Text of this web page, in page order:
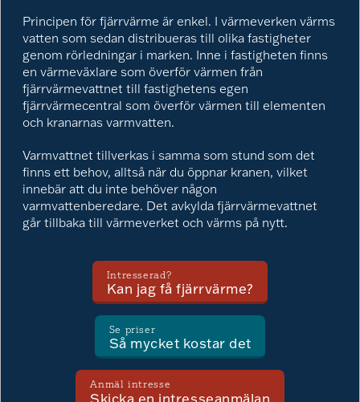
Principen för fjärrvärme är enkel. I värmeverken värms
vatten som sedan distribueras till olika fastigheter
genom rörledningar i marken. Inne i fastigheten finns
en värmeväxlare som överför värmen från
fjärrvärmevattnet till fastighetens egen
fjärrvärmecentral som överför värmen till elementen
och kranarnas varmvatten.
Varmvattnet tillverkas i samma som stund som det
finns ett behov, alltså när du öppnar kranen, vilket
innebär att du inte behöver någon
varmvattenberedare. Det avkylda fjärrvärmevattnet
går tillbaka till värmeverket och värms på nytt.
Intresserad?
Kan jag få fjärrvärme?
Se priser
Så mycket kostar det
Anmäl intresse
Skicka en intresseanmälan